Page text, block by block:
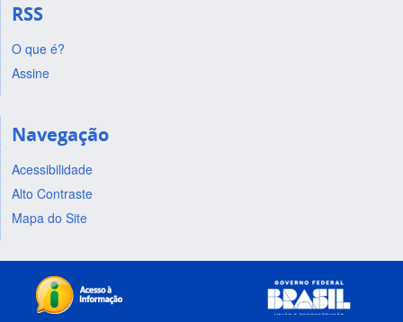
RSS
O que é?
Assine
Navegação
Acessibilidade
Alto Contraste
Mapa do Site